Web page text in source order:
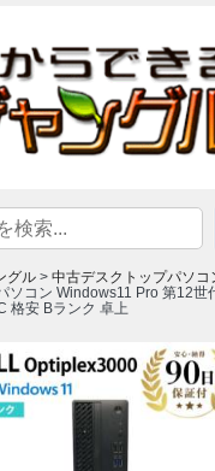
グル > 中古デスクトップパソコ
ソコン Windows11 Pro 第12世
格安 Bランク 卓上